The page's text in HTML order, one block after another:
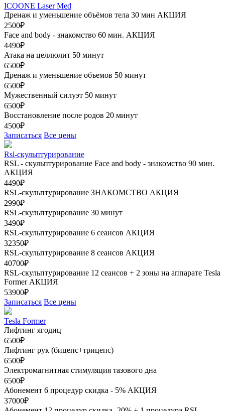
ICOONE Laser Med
Дренаж и уменьшение объёмов тела 30 мин АКЦИЯ
2500₽
Face and body - знакомство 60 мин. АКЦИЯ
4490₽
Атака на целлюлит 50 минут
6500₽
Дренаж и уменьшение объемов 50 минут
6500₽
Мужественный силуэт 50 минут
6500₽
Восстановление после родов 20 минут
4500₽
Записаться Все цены
Rsl-скульптурирование
RSL - скульптурирование Face and body - знакомство 90 мин.
АКЦИЯ
4490₽
RSL-скульптурирование ЗНАКОМСТВО АКЦИЯ
2990₽
RSL-скульптурирование 30 минут
3490₽
RSL-скульптурирование 6 сеансов АКЦИЯ
32350₽
RSL-скульптурирование 8 сеансов АКЦИЯ
40700₽
RSL-скульптурирование 12 сеансов + 2 зоны на аппарате Tesla
Former АКЦИЯ
53900₽
Записаться Все цены
Tesla Former
Лифтинг ягодиц
6500₽
Лифтинг рук (бицепс+трицепс)
6500₽
Электромагнитная стимуляция тазового дна
6500₽
Абонемент 6 процедур скидка - 5% АКЦИЯ
37000₽